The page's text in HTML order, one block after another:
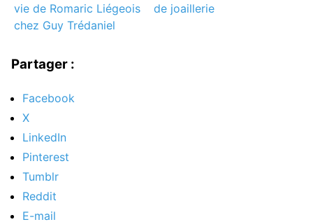
vie de Romaric Liégeois
chez Guy Trédaniel
de joaillerie
Partager :
Facebook
X
LinkedIn
Pinterest
Tumblr
Reddit
E-mail